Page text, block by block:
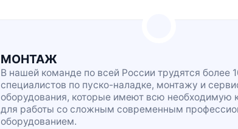
МОНТАЖ
В нашей команде по всей России трудятся более
специалистов по пуско-наладке, монтажу и
оборудования, которые имеют всю необходимую
для работы со сложным современным
оборудованием.